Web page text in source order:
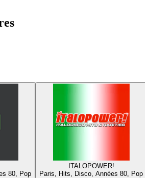
80, Pop
ITALOPOWER!
Paris, Hits, Disco, Années 80, Pop